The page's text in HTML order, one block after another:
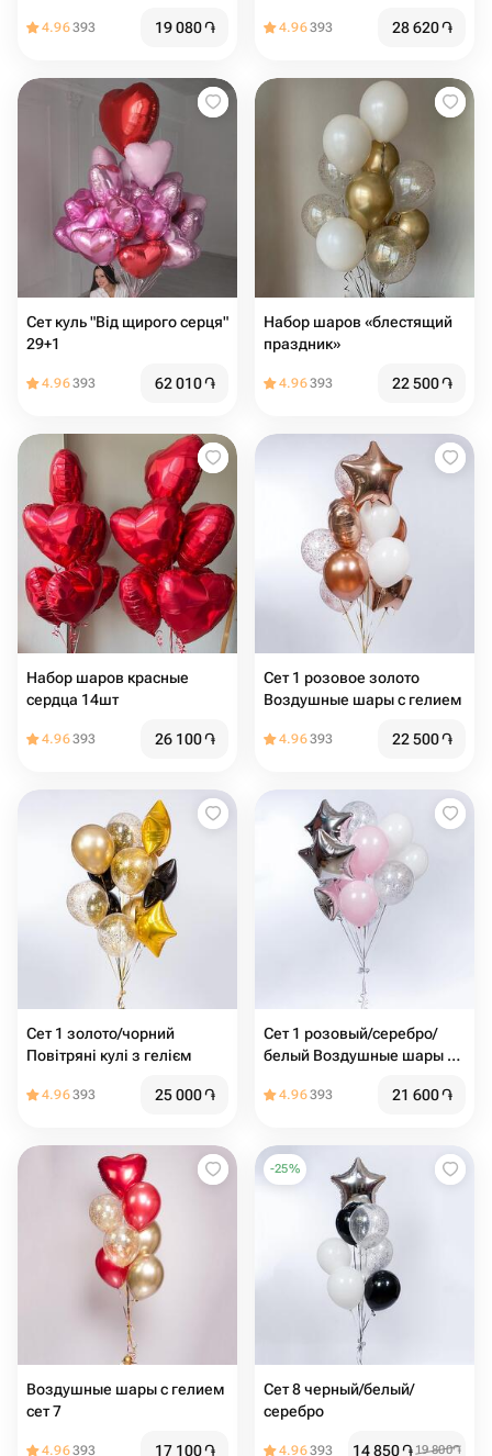
4.96393 19 080֏ 4.96393 28 620֏
Сет куль "Від щирого серця"
29+1
4.96393 62 010֏
Набор шаров «блестящий
праздник»
4.96393 22 500֏
Набор шаров красные
сердца 14шт
4.96393 26 100֏
Сет 1 розовое золото
Воздушные шары с гелием
4.96393 22 500֏
Сет 1 золото/чорний
Повітряні кулі з гелієм
4.96393 25 000֏
Сет 1 розовый/серебро/
белый Воздушные шары с
4.96393 21 600֏
Воздушные шары с гелием
сет 7
4.96393 17 100֏
-25%
Сет 8 черный/белый/
серебро
4.96393 14 850֏19 800֏